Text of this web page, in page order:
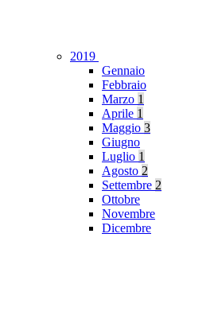
2019
Gennaio
Febbraio
Marzo 1
Aprile 1
Maggio 3
Giugno
Luglio 1
Agosto 2
Settembre 2
Ottobre
Novembre
Dicembre